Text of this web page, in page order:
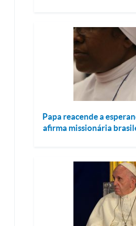
Papa reacende a
afirma missionária